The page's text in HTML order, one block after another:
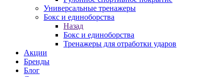
Универсальные тренажеры
Бокс и единоборства
Назад
Бокс и единоборства
Тренажеры для отработки ударов
Акции
Бренды
Блог